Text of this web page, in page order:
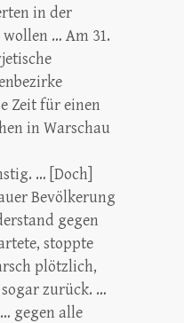
in der
… Am 31.
Zeit für einen
in Warschau
… [Doch]
Bevölkerung
gegen
stoppte
plötzlich,
zurück. …
gegen alle